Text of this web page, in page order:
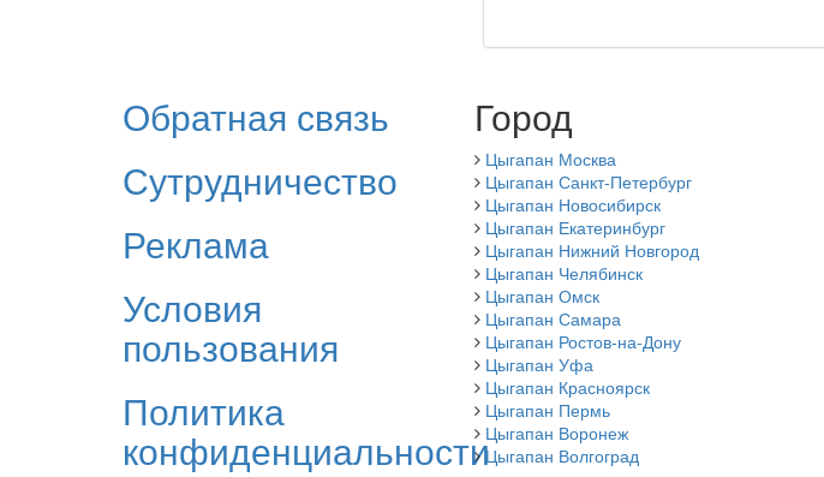
Обратная связь
Сутрудничество
Реклама
Условия
пользования
Политика
конфиденциальности
Город
Цыгапан Москва
Цыгапан Санкт-Петербург
Цыгапан Новосибирск
Цыгапан Екатеринбург
Цыгапан Нижний Новгород
Цыгапан Челябинск
Цыгапан Омск
Цыгапан Самара
Цыгапан Ростов-на-Дону
Цыгапан Уфа
Цыгапан Красноярск
Цыгапан Пермь
Цыгапан Воронеж
Цыгапан Волгоград